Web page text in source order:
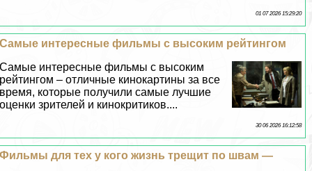
01 07 2026 15:29:20
Самые интересные фильмы с высоким рейтингом
Самые интересные фильмы с высоким
рейтингом – отличные кинокартины за все
время, которые получили самые лучшие
оценки зрителей и кинокритиков....
30 06 2026 16:12:58
Фильмы для тех у кого жизнь трещит по швам —